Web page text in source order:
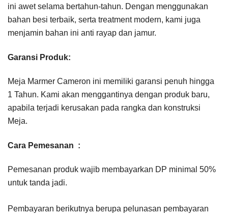
ini awet selama bertahun-tahun. Dengan menggunakan
bahan besi terbaik, serta treatment modern, kami juga
menjamin bahan ini anti rayap dan jamur.
Garansi Produk:
Meja Marmer Cameron ini memiliki garansi penuh hingga
1 Tahun. Kami akan menggantinya dengan produk baru,
apabila terjadi kerusakan pada rangka dan konstruksi
Meja.
Cara Pemesanan :
Pemesanan produk wajib membayarkan DP minimal 50%
untuk tanda jadi.
Pembayaran berikutnya berupa pelunasan pembayaran